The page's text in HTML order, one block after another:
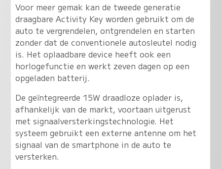
Voor meer gemak kan de tweede generatie
draagbare Activity Key worden gebruikt om de
auto te vergrendelen, ontgrendelen en starten
zonder dat de conventionele autosleutel nodig
is. Het oplaadbare device heeft ook een
horlogefunctie en werkt zeven dagen op een
opgeladen batterij.
De geïntegreerde 15W draadloze oplader is,
afhankelijk van de markt, voortaan uitgerust
met signaalversterkingstechnologie. Het
systeem gebruikt een externe antenne om het
signaal van de smartphone in de auto te
versterken.